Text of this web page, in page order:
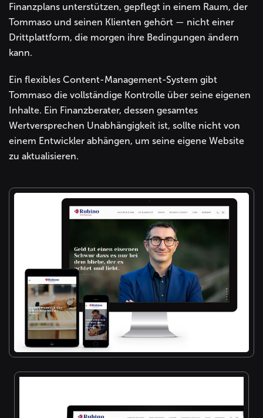
Finanzplans unterstützen, gepflegt in einem Raum, der
Tommaso und seinen Klienten gehört — nicht einer
Drittplattform, die morgen ihre Bedingungen ändern
kann.
Ein flexibles Content-Management-System gibt
Tommaso die vollständige Kontrolle über seine eigenen
Inhalte. Ein Finanzberater, dessen gesamtes
Wertversprechen Unabhängigkeit ist, sollte nicht von
einem Entwickler abhängen, um seine eigene Website
zu aktualisieren.